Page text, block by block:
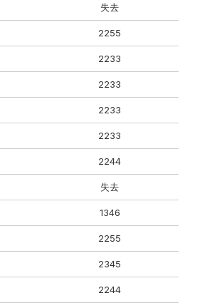
失去
2255
2233
2233
2233
2233
2244
失去
1346
2255
2345
2244